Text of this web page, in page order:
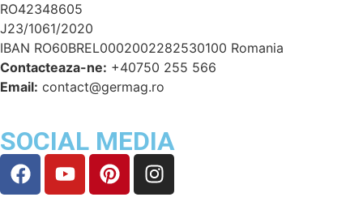
RO42348605
J23/1061/2020
IBAN RO60BREL0002002282530100 Romania
Contacteaza-ne: +40750 255 566
Email: contact@germag.ro
SOCIAL MEDIA